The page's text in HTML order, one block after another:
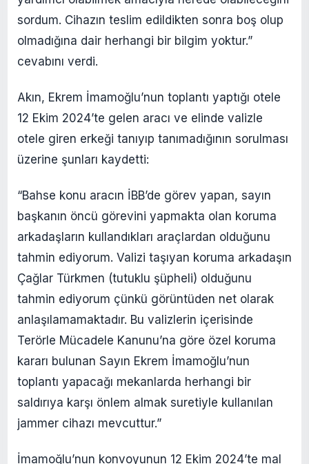
sordum. Cihazın teslim edildikten sonra boş olup
olmadığına dair herhangi bir bilgim yoktur.”
cevabını verdi.
Akın, Ekrem İmamoğlu’nun toplantı yaptığı otele
12 Ekim 2024’te gelen aracı ve elinde valizle
otele giren erkeği tanıyıp tanımadığının sorulması
üzerine şunları kaydetti:
“Bahse konu aracın İBB’de görev yapan, sayın
başkanın öncü görevini yapmakta olan koruma
arkadaşların kullandıkları araçlardan olduğunu
tahmin ediyorum. Valizi taşıyan koruma arkadaşın
Çağlar Türkmen (tutuklu şüpheli) olduğunu
tahmin ediyorum çünkü görüntüden net olarak
anlaşılamamaktadır. Bu valizlerin içerisinde
Terörle Mücadele Kanunu’na göre özel koruma
kararı bulunan Sayın Ekrem İmamoğlu’nun
toplantı yapacağı mekanlarda herhangi bir
saldırıya karşı önlem almak suretiyle kullanılan
jammer cihazı mevcuttur.”
İmamoğlu’nun konvoyunun 12 Ekim 2024’te mal